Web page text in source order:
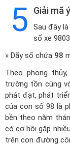
5 Giải mã
Sau đây
số xe
» Dãy số chứa 98
Theo phong
trường tồn cùng
phát đạt, phát
của con số 98 là
bền theo năm
có cơ hội gặp
trên con đường